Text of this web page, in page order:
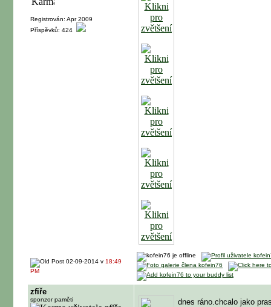
Registrován: Apr 2009
Příspěvků: 424
02-09-2014 v 18:49
PM
zfiře
sponzor paměti dnes ráno.chcalo jako